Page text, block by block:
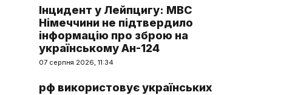
Інцидент у Лейпцигу: МВС
Німеччини не підтвердило
інформацію про зброю на
українському Ан-124
07 серпня 2026, 11:34
рф використовує українських